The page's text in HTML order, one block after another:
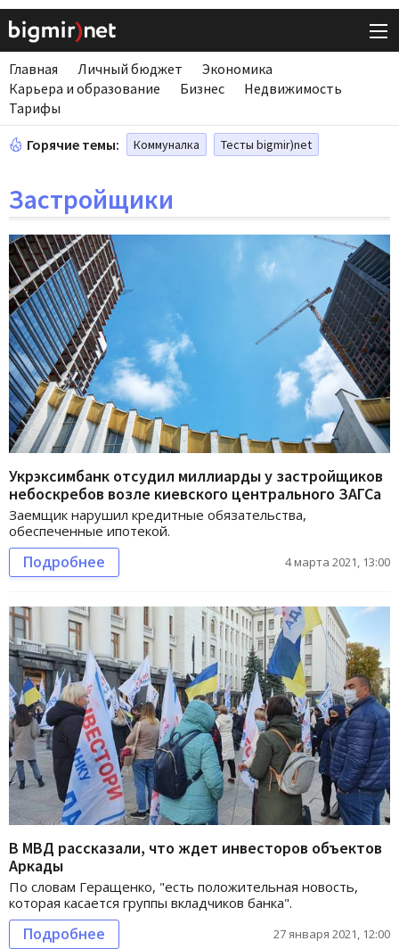
Главная Личный бюджет
Экономика
Карьера и образование
Бизнес
Недвижимость
Тарифы
Горячие темы: Коммуналка Тесты bigmir)net
Застройщики
Укрэксимбанк отсудил миллиарды у застройщиков
небоскребов возле киевского центрального ЗАГСа
Заемщик нарушил кредитные обязательства,
обеспеченные ипотекой.
Подробнее 4 марта 2021, 13:00
В МВД рассказали, что ждет инвесторов объектов
Аркады
По словам Геращенко, "есть положительная новость,
которая касается группы вкладчиков банка".
Подробнее 27 января 2021, 12:00